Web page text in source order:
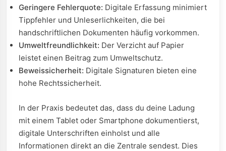
Geringere Fehlerquote: Digitale Erfassung minimiert
Tippfehler und Unleserlichkeiten, die bei
handschriftlichen Dokumenten häufig vorkommen.
Umweltfreundlichkeit: Der Verzicht auf Papier
leistet einen Beitrag zum Umweltschutz.
Beweissicherheit: Digitale Signaturen bieten eine
hohe Rechtssicherheit.
In der Praxis bedeutet das, dass du deine Ladung
mit einem Tablet oder Smartphone dokumentierst,
digitale Unterschriften einholst und alle
Informationen direkt an die Zentrale sendest. Dies